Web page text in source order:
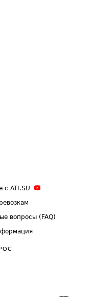
с ATI.SU
вопросы (FAQ)